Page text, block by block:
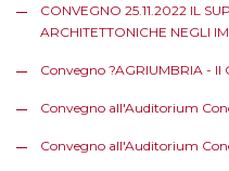
CONVEGNO 25.11.2022 IL
ARCHITETTONICHE NEGLI
Convegno ?AGRIUMBRIA -
Convegno all'Auditorium
Convegno all'Auditorium